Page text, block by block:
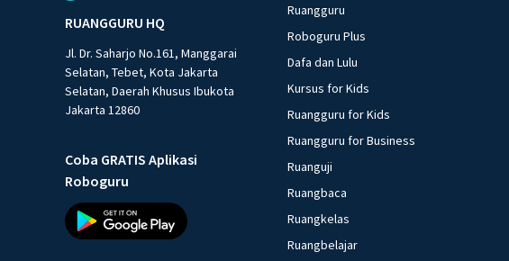
RUANGGURU HQ
Jl. Dr. Saharjo No.161, Manggarai
Selatan, Tebet, Kota Jakarta
Selatan, Daerah Khusus Ibukota
Jakarta 12860
Coba GRATIS Aplikasi
Roboguru
Ruangguru
Roboguru Plus
Dafa dan Lulu
Kursus for Kids
Ruangguru for Kids
Ruangguru for Business
Ruanguji
Ruangbaca
Ruangkelas
Ruangbelajar